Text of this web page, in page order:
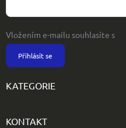
Vložením e-mailu souhlasíte s
Přihlásit se
KATEGORIE
KONTAKT